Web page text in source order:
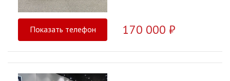
Показать телефон 170 000 ₽